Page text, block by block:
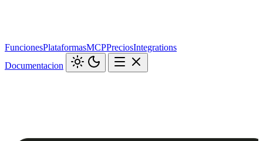
FuncionesPlataformasMCPPreciosIntegrations
Documentacion